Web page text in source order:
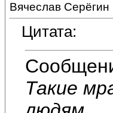
Вячеслав Серёгин
Цитата:
Такие